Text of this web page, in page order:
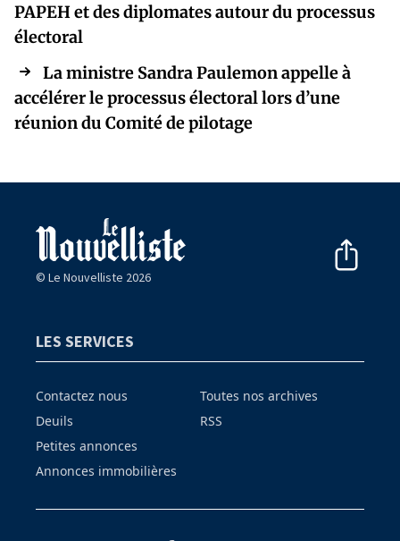
PAPEH et des diplomates autour du processus
électoral
La ministre Sandra Paulemon appelle à
accélérer le processus électoral lors d’une
réunion du Comité de pilotage
© Le Nouvelliste 2026
LES SERVICES
Contactez nous
Deuils
Petites annonces
Annonces immobilières
Toutes nos archives
RSS